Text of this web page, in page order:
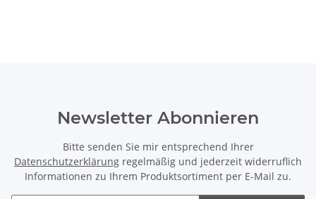
Newsletter Abonnieren
Bitte senden Sie mir entsprechend Ihrer
Datenschutzerklärung regelmäßig und jederzeit widerruflich
Informationen zu Ihrem Produktsortiment per E-Mail zu.